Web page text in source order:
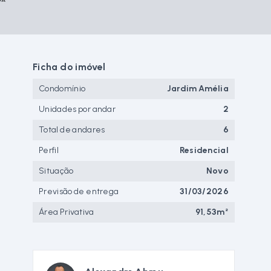
Ficha do imóvel
Condomínio
Jardim Amélia
Unidades por andar
2
Total de andares
6
Perfil
Residencial
Situação
Novo
Previsão de entrega
31/03/2026
Área Privativa
91,53m²